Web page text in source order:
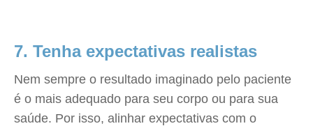
7. Tenha expectativas realistas
Nem sempre o resultado imaginado pelo paciente
é o mais adequado para seu corpo ou para sua
saúde. Por isso, alinhar expectativas com o